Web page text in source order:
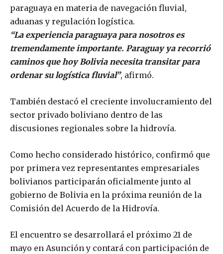
paraguaya en materia de navegación fluvial,
aduanas y regulación logística.
“La experiencia paraguaya para nosotros es
tremendamente importante. Paraguay ya recorrió
caminos que hoy Bolivia necesita transitar para
ordenar su logística fluvial”, afirmó.
También destacó el creciente involucramiento del
sector privado boliviano dentro de las
discusiones regionales sobre la hidrovía.
Como hecho considerado histórico, confirmó que
por primera vez representantes empresariales
bolivianos participarán oficialmente junto al
gobierno de Bolivia en la próxima reunión de la
Comisión del Acuerdo de la Hidrovía.
El encuentro se desarrollará el próximo 21 de
mayo en Asunción y contará con participación de